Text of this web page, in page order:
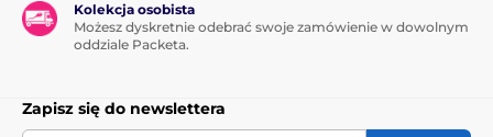
Kolekcja osobista
Możesz dyskretnie odebrać swoje zamówienie w dowolnym
oddziale Packeta.
Zapisz się do newslettera